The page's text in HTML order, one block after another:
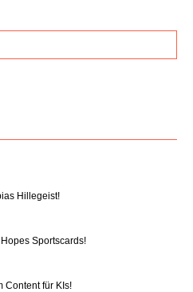
Hillegeist!
Sportscards!
Content für KIs!